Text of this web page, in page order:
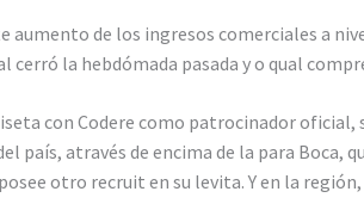
aumento de los ingresos comerciales a
cerró la hebdómada pasada y o qual
con Codere como patrocinador
país, através de encima de la para Boca,
otro recruit en su levita. Y en la